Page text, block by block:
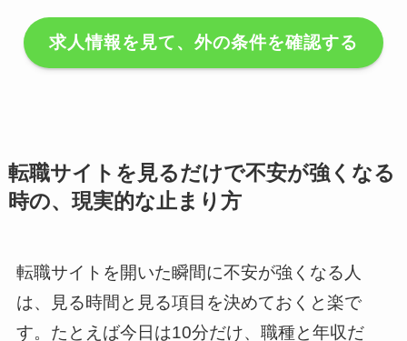
求人情報を見て、外の条件を確認する
転職サイトを見るだけで不安が強くなる
時の、現実的な止まり方
転職サイトを開いた瞬間に不安が強くなる人
は、見る時間と見る項目を決めておくと楽で
す。たとえば今日は10分だけ、職種と年収だ